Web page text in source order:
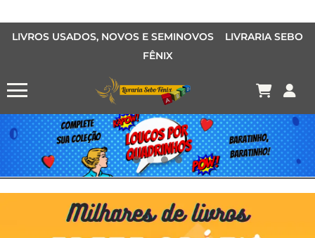
LIVROS USADOS, NOVOS E SEMINOVOS LIVRARIA SEBO
FÊNIX
Conheça o Desconto Garantido de livros Sebo Fênix!
OFERTA MANGÁS
MANGÁS BARATOS